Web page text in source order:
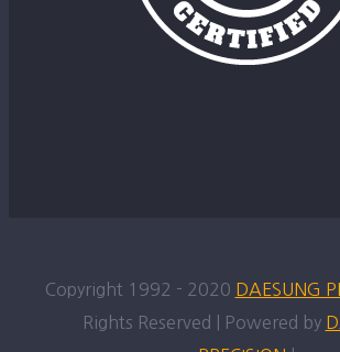
Copyright 1992 - 2020 DAESUNG
Rights Reserved | Powered by